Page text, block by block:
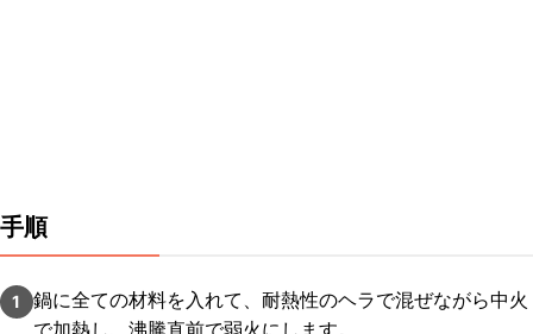
手順
1
鍋に全ての材料を入れて、耐熱性のヘラで混ぜながら中火
で加熱し、沸騰直前で弱火にします。